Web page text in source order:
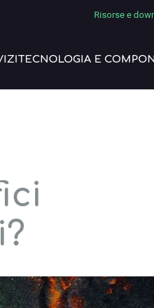
Risorse e
TECNOLOGIA E